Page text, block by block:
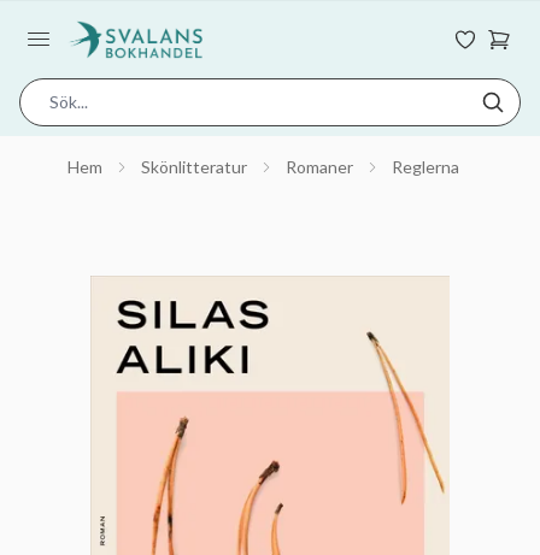
Hem Skönlitteratur Romaner Reglerna